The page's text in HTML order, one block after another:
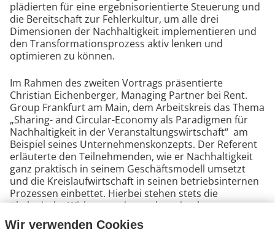
plädierten für eine ergebnisorientierte Steuerung und
die Bereitschaft zur Fehlerkultur, um alle drei
Dimensionen der Nachhaltigkeit implementieren und
den Transformationsprozess aktiv lenken und
optimieren zu können.
Im Rahmen des zweiten Vortrags präsentierte
Christian Eichenberger, Managing Partner bei Rent.
Group Frankfurt am Main, dem Arbeitskreis das Thema
„Sharing- and Circular-Economy als Paradigmen für
Nachhaltigkeit in der Veranstaltungswirtschaft“ am
Beispiel seines Unternehmenskonzepts. Der Referent
erläuterte den Teilnehmenden, wie er Nachhaltigkeit
ganz praktisch in seinem Geschäftsmodell umsetzt
und die Kreislaufwirtschaft in seinen betriebsinternen
Prozessen einbettet. Hierbei stehen stets die
ökologische Wirkungsweise und maximale
Ressourcenschonung im Fokus. Der Referent
Wir verwenden Cookies